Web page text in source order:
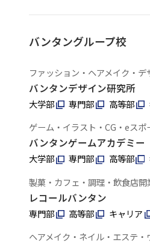
バンタングループ校
ファッション・ヘアメイク・
バンタンデザイン研究所
大学部 専門部 高等部
ゲーム・イラスト・CG・eスポ
バンタンゲームアカデミー
大学部 専門部 高等部
製菓・カフェ・調理・飲食店開
レコールバンタン
専門部 高等部
キャリア
ヘアメイク・ネイル・エステ・